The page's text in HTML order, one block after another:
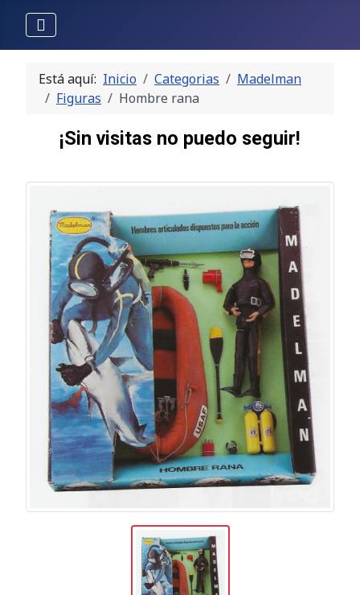
Está aquí: Inicio Categorias
Madelman
Figuras
Hombre rana
¡Sin visitas no puedo seguir!